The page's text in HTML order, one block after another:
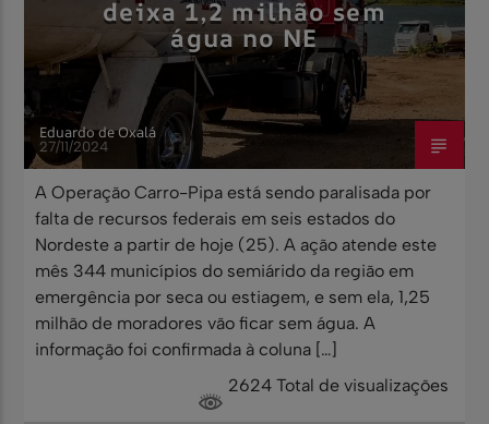
deixa 1,2 milhão sem
água no NE
Eduardo de Oxalá
27/11/2024
A Operação Carro-Pipa está sendo paralisada por
falta de recursos federais em seis estados do
Nordeste a partir de hoje (25). A ação atende este
mês 344 municípios do semiárido da região em
emergência por seca ou estiagem, e sem ela, 1,25
milhão de moradores vão ficar sem água. A
informação foi confirmada à coluna […]
2624 Total de visualizações